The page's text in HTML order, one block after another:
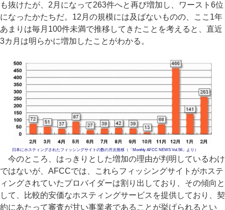
も抜けたが、2月になって263件へと再び増加し、ワースト6位
になったかたちだ。12月の規模には及ばないものの、ここ1年
あまりは毎月100件未満で推移してきたことを考えると、直近
3カ月は明らかに増加したことがわかる。
日本にホスティングされたフィッシングサイトの数の月次推移（「Monthly AFCC NEWS Vol.56」より）
今のところ、はっきりとした増加の理由が判明しているわけ
ではないが、AFCCでは、これらフィッシングサイトがホステ
ィングされていたプロバイダーは割り出しており、その傾向と
して、比較的安価なホスティングサービスを提供しており、契
約にあたって審査が甘い事業者であることが挙げられるとい